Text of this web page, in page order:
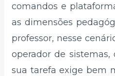
comandos e
as dimensões
professor, nesse
operador de sistemas,
sua tarefa exige bem